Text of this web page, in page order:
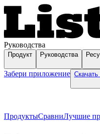
Руководства
Продукт Руководства
Забери приложение
ПродуктыСравниЛучшие